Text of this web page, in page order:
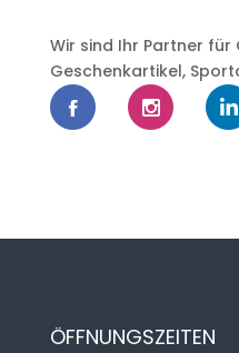
Wir sind Ihr Partner
Geschenkartikel,
ÖFFNUNGSZEITEN